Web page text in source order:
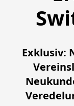
Exklusiv: